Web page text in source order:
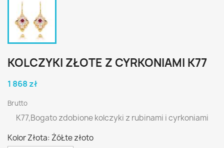
KOLCZYKI ZŁOTE Z CYRKONIAMI K77
1 868 zł
Brutto
K77,Bogato zdobione kolczyki z rubinami i cyrkoniami
Kolor Złota: ŻóŁte złoto